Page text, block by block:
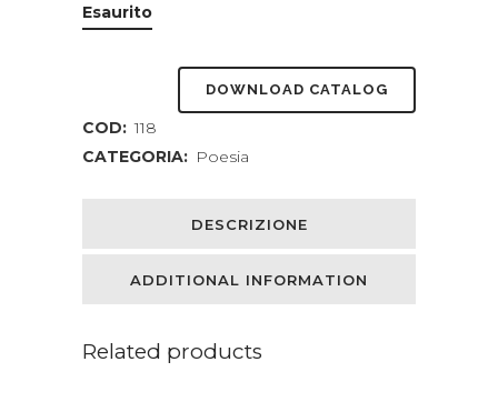
Esaurito
DOWNLOAD CATALOG
COD: 118
CATEGORIA: Poesia
DESCRIZIONE
ADDITIONAL INFORMATION
Related products